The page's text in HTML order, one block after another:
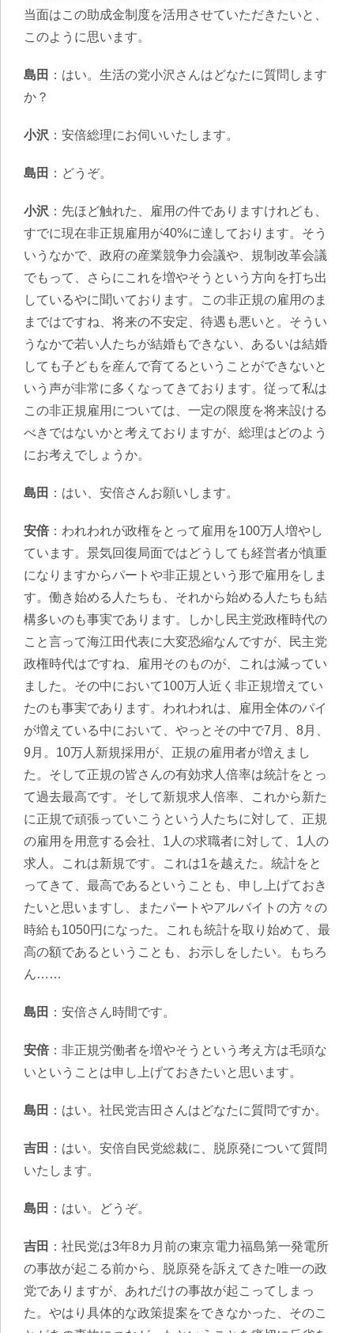
当面はこの助成金制度を活用させていただきたいと、
このように思います。
島田 ：はい。生活の党小沢さんはどなたに質問します
か？
小沢 ：安倍総理にお伺いいたします。
島田 ：どうぞ。
小沢 ：先ほど触れた、雇用の件でありますけれども、
すでに現在非正規雇用が40%に達しております。そう
いうなかで、政府の産業競争力会議や、規制改革会議
でもって、さらにこれを増やそうという方向を打ち出
しているやに聞いております。この非正規の雇用のま
まではですね、将来の不安定、待遇も悪いと。そうい
うなかで若い人たちが結婚もできない、あるいは結婚
しても子どもを産んで育てるということができないと
いう声が非常に多くなってきております。従って私は
この非正規雇用については、一定の限度を将来設ける
べきではないかと考えておりますが、総理はどのよう
にお考えでしょうか。
島田 ：はい、安倍さんお願いします。
安倍 ：われわれが政権をとって雇用を100万人増やし
ています。景気回復局面ではどうしても経営者が慎重
になりますからパートや非正規という形で雇用をしま
す。働き始める人たちも、それから始める人たちも結
構多いのも事実であります。しかし民主党政権時代の
こと言って海江田代表に大変恐縮なんですが、民主党
政権時代はですね、雇用そのものが、これは減ってい
ました。その中において100万人近く非正規増えてい
たのも事実であります。われわれは、雇用全体のパイ
が増えている中において、やっとその中で7月、8月、
9月。10万人新規採用が、正規の雇用者が増えまし
た。そして正規の皆さんの有効求人倍率は統計をとっ
て過去最高です。そして新規求人倍率、これから新た
に正規で頑張っていこうという人たちに対して、正規
の雇用を用意する会社、1人の求職者に対して、1人の
求人。これは新規です。これは1を越えた。統計をと
ってきて、最高であるということも、申し上げておき
たいと思いますし、またパートやアルバイトの方々の
時給も1050円になった。これも統計を取り始めて、最
高の額であるということも、お示しをしたい。もちろ
ん……
島田 ：安倍さん時間です。
安倍 ：非正規労働者を増やそうという考え方は毛頭な
いということは申し上げておきたいと思います。
島田 ：はい。社民党吉田さんはどなたに質問ですか。
吉田 ：はい。安倍自民党総裁に、脱原発について質問
いたします。
島田 ：はい。どうぞ。
吉田 ：社民党は3年8カ月前の東京電力福島第一発電所
の事故が起こる前から、脱原発を訴えてきた唯一の政
党でありますが、あれだけの事故が起こってしまっ
た。やはり具体的な政策提案をできなかった、そのこ